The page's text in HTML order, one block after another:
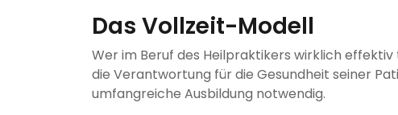
Das Vollzeit-Modell
Wer im Beruf des Heilpraktikers wirklich
die Verantwortung für die Gesundheit seiner
umfangreiche Ausbildung notwendig.